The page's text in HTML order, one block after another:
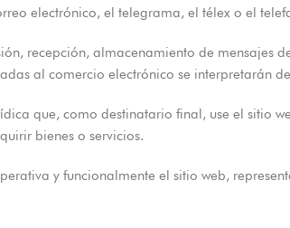
electrónico, el telegrama, el télex o el
recepción, almacenamiento de mensajes
al comercio electrónico se interpretarán
que, como destinatario final, use el sitio
bienes o servicios.
y funcionalmente el sitio web,